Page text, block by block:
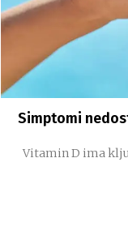
Simptomi
Vitamin D ima